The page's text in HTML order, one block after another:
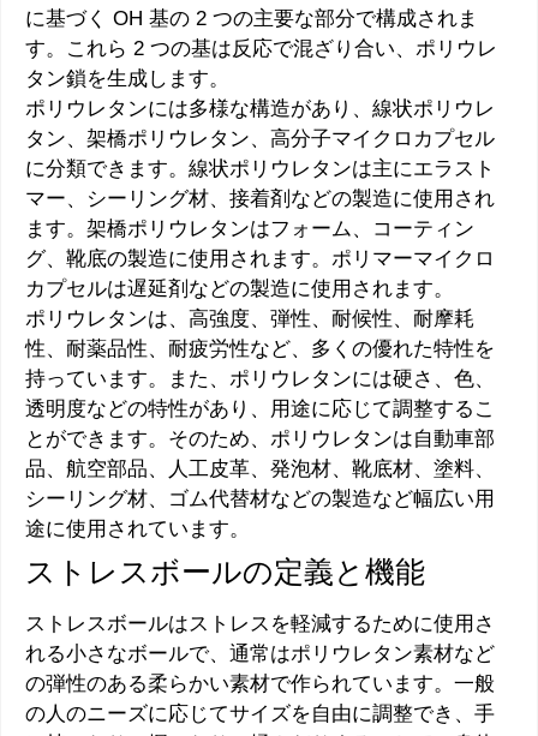
に基づく OH 基の 2 つの主要な部分で構成されま
す。これら 2 つの基は反応で混ざり合い、ポリウレ
タン鎖を生成します。
ポリウレタンには多様な構造があり、線状ポリウレ
タン、架橋ポリウレタン、高分子マイクロカプセル
に分類できます。線状ポリウレタンは主にエラスト
マー、シーリング材、接着剤などの製造に使用され
ます。架橋ポリウレタンはフォーム、コーティン
グ、靴底の製造に使用されます。ポリマーマイクロ
カプセルは遅延剤などの製造に使用されます。
ポリウレタンは、高強度、弾性、耐候性、耐摩耗
性、耐薬品性、耐疲労性など、多くの優れた特性を
持っています。また、ポリウレタンには硬さ、色、
透明度などの特性があり、用途に応じて調整するこ
とができます。そのため、ポリウレタンは自動車部
品、航空部品、人工皮革、発泡材、靴底材、塗料、
シーリング材、ゴム代替材などの製造など幅広い用
途に使用されています。
ストレスボールの定義と機能
ストレスボールはストレスを軽減するために使用さ
れる小さなボールで、通常はポリウレタン素材など
の弾性のある柔らかい素材で作られています。一般
の人のニーズに応じてサイズを自由に調整でき、手